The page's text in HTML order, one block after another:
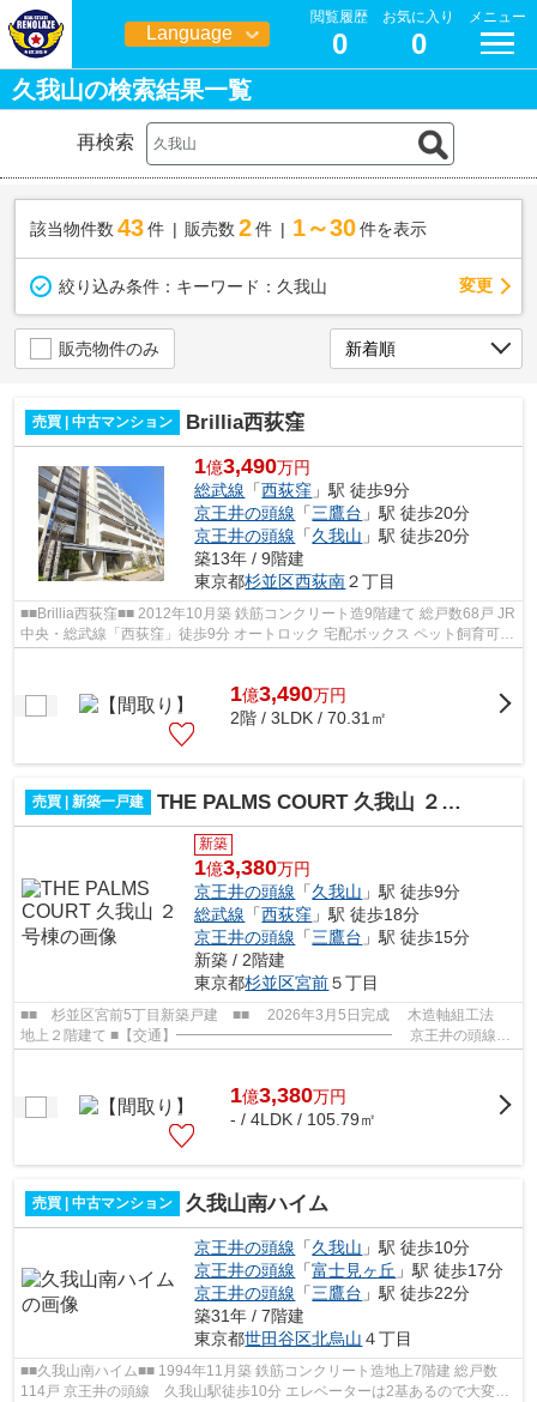
Language
日本語
閲覧履歴
0
お気に入り
0
メニュー
久我山の検索結果一覧
再検索
該当物件数 43件 販売数 2 件 1～30 件を表示
絞り込み条件： キーワード：久我山 変更
販売物件のみ
売買 | 中古マンション Brillia西荻窪
1億3,490万円
総武線 「西荻窪 」駅 徒歩9分
京王井の頭線 「三鷹台 」駅 徒歩20分
京王井の頭線 「久我山 」駅 徒歩20分
築13年 / 9階建
東京都杉並区西荻南２丁目
■■Brillia西荻窪■■ 2012年10月築 鉄筋コンクリート造9階建て 総戸数68戸 JR
中央・総武線「西荻窪」徒歩9分 オートロック 宅配ボックス ペット飼育可能
1億3,490万円
2階 / 3LDK / 70.31㎡
売買 | 新築一戸建 THE PALMS COURT 久我山 ２号棟
新築
1億3,380万円
京王井の頭線 「久我山 」駅 徒歩9分
総武線 「西荻窪 」駅 徒歩18分
京王井の頭線 「三鷹台 」駅 徒歩15分
新築 / 2階建
東京都杉並区宮前５丁目
■■ 杉並区宮前5丁目新築戸建 ■■ 2026年3月5日完成 木造軸組工法
地上２階建て ■【交通】━━━━━━━━━━━━━━━ 京王井の頭線
1億3,380万円
- / 4LDK / 105.79㎡
売買 | 中古マンション 久我山南ハイム
京王井の頭線 「久我山 」駅 徒歩10分
京王井の頭線 「富士見ヶ丘 」駅 徒歩17分
京王井の頭線 「三鷹台 」駅 徒歩22分
築31年 / 7階建
東京都世田谷区北烏山 ４丁目
■■久我山南ハイム■■ 1994年11月築 鉄筋コンクリート造地上7階建 総戸数
114戸 京王井の頭線 久我山駅徒歩10分 エレベーターは2基あるので大変便